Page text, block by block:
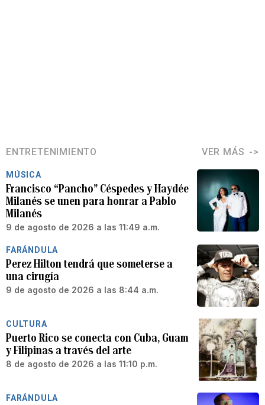
ENTRETENIMIENTO VER MÁS
MÚSICA
Francisco “Pancho” Céspedes y Haydée
Milanés se unen para honrar a Pablo
Milanés
9 de agosto de 2026 a las 11:49 a.m.
FARÁNDULA
Perez Hilton tendrá que someterse a
una cirugía
9 de agosto de 2026 a las 8:44 a.m.
CULTURA
Puerto Rico se conecta con Cuba, Guam
y Filipinas a través del arte
8 de agosto de 2026 a las 11:10 p.m.
FARÁNDULA